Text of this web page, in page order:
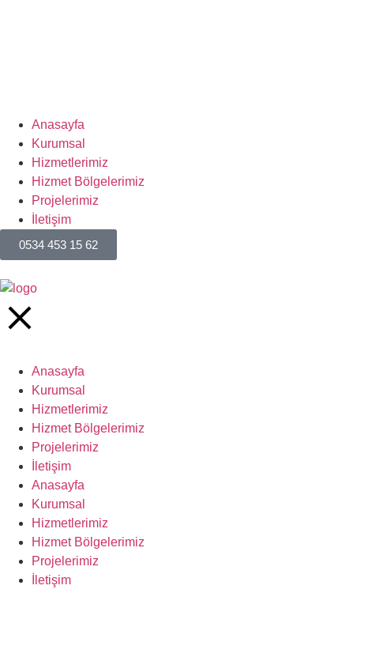
Anasayfa
Kurumsal
Hizmetlerimiz
Hizmet Bölgelerimiz
Projelerimiz
İletişim
0534 453 15 62
Anasayfa
Kurumsal
Hizmetlerimiz
Hizmet Bölgelerimiz
Projelerimiz
İletişim
Anasayfa
Kurumsal
Hizmetlerimiz
Hizmet Bölgelerimiz
Projelerimiz
İletişim